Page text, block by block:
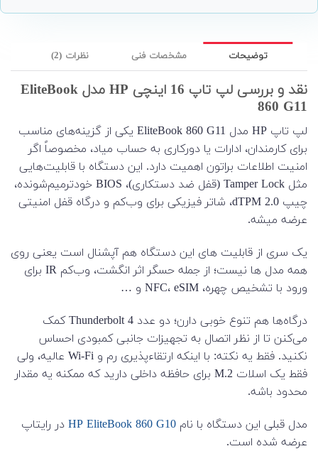
توضیحات مشخصات فنی نظرات (2)
نقد و بررسی لپ تاپ 16 اینچی HP مدل EliteBook
860 G11
لپ تاپ HP مدل EliteBook 860 G11 یکی از گزینه‌های مناسب
برای کارمندان، ادارات یا دورکاری به حساب میاد، مخصوصاً اگر
امنیت اطلاعات براتون اهمیت دارد. این دستگاه با قابلیت‌هایی
مثل Tamper Lock (قفل ضد دستکاری)، BIOS خودترمیم‌شونده،
چیپ dTPM 2.0، شاتر فیزیکی برای وب‌کم و درگاه قفل امنیتی
عرضه میشه.
یک سری از قابلیت های این دستگاه هم آپشنال است یعنی روی
همه مدل ها نیست؛ از جمله حسگر اثر انگشت، وب‌کم IR برای
ورود با تشخیص چهره، NFC، eSIM و …
درگاه‌ها هم تنوع خوبی دارن؛ دو عدد Thunderbolt 4 کمک
می‌کنن تا از نظر اتصال به تجهیزات جانبی کمبودی احساس
نکنید. فقط یه نکته: با اینکه ارتقاء‌پذیری رم و Wi-Fi عالیه، ولی
فقط یک اسلات M.2 برای حافظه داخلی دارید که ممکنه یه مقدار
محدود باشه.
مدل قبلی این دستگاه با نام HP EliteBook 860 G10 در رایتاپ
عرضه شده است.